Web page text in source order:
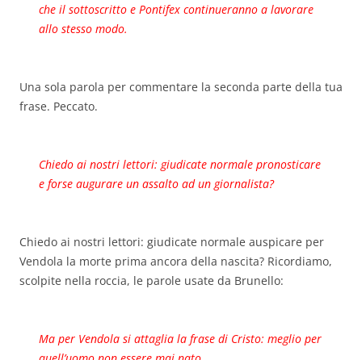
che il sottoscritto e Pontifex continueranno a lavorare
allo stesso modo.
Una sola parola per commentare la seconda parte della tua
frase. Peccato.
Chiedo ai nostri lettori: giudicate normale pronosticare
e forse augurare un assalto ad un giornalista?
Chiedo ai nostri lettori: giudicate normale auspicare per
Vendola la morte prima ancora della nascita? Ricordiamo,
scolpite nella roccia, le parole usate da Brunello:
Ma per Vendola si attaglia la frase di Cristo: meglio per